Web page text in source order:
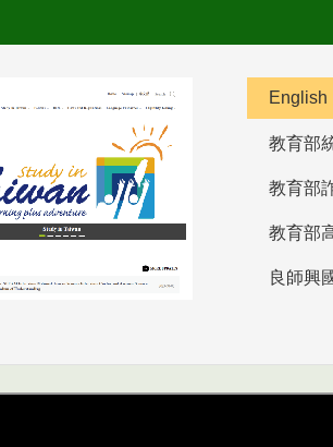
English
教育部
教育部
良師興